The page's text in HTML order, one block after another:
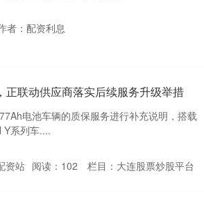
者：配资利息
正联动供应商落实后续服务升级举措
电池车辆的质保服务进行补充说明，搭载
Y系列车....
资站 阅读： 102 栏目： 大连股票炒股平台